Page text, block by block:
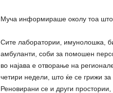
Муча информираше околу тоа
Сите лаборатории, имунолошка,
амбуланти, соби за помошен
во најава е отворање на
четири недели, што ќе се грижи
Реновирани се и други